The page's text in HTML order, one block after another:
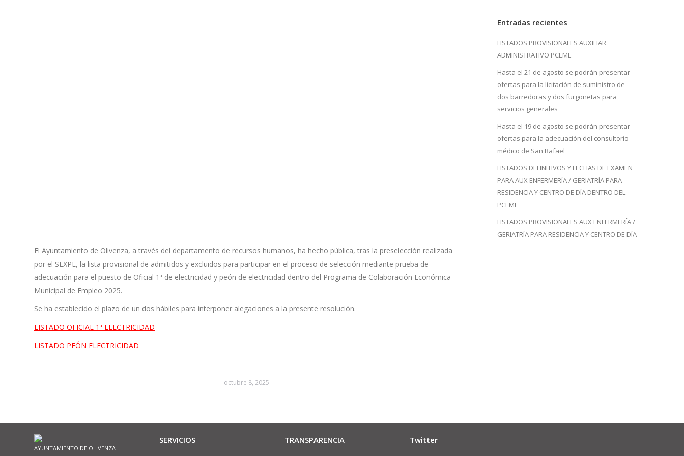
El Ayuntamiento de Olivenza, a través del departamento de recursos humanos, ha hecho pública, tras la preselección realizada
por el SEXPE, la lista provisional de admitidos y excluidos para participar en el proceso de selección mediante prueba de
adecuación para el puesto de Oficial 1ª de electricidad y peón de electricidad dentro del Programa de Colaboración Económica
Municipal de Empleo 2025.
Se ha establecido el plazo de un dos hábiles para interponer alegaciones a la presente resolución.
LISTADO OFICIAL 1ª ELECTRICIDAD
LISTADO PEÓN ELECTRICIDAD
octubre 8, 2025
Entradas recientes
LISTADOS PROVISIONALES AUXILIAR
ADMINISTRATIVO PCEME
Hasta el 21 de agosto se podrán presentar
ofertas para la licitación de suministro de
dos barredoras y dos furgonetas para
servicios generales
Hasta el 19 de agosto se podrán presentar
ofertas para la adecuación del consultorio
médico de San Rafael
LISTADOS DEFINITIVOS Y FECHAS DE EXAMEN
PARA AUX ENFERMERÍA / GERIATRÍA PARA
RESIDENCIA Y CENTRO DE DÍA DENTRO DEL
PCEME
LISTADOS PROVISIONALES AUX ENFERMERÍA /
GERIATRÍA PARA RESIDENCIA Y CENTRO DE DÍA
AYUNTAMIENTO DE OLIVENZA
SERVICIOS TRANSPARENCIA Twitter